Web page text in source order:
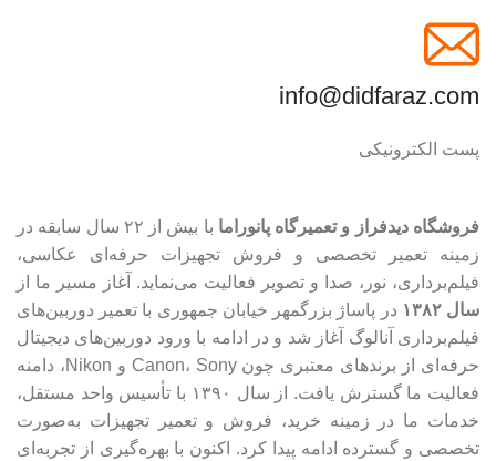
info@didfaraz.com
پست الکترونیکی
فروشگاه دیدفراز و تعمیرگاه پانوراما
با بیش از ۲۲ سال سابقه در
زمینه تعمیر تخصصی و فروش تجهیزات حرفه‌ای عکاسی،
فیلم‌برداری، نور، صدا و تصویر فعالیت می‌نماید. آغاز مسیر ما از
سال ۱۳۸۲
در پاساژ بزرگمهر خیابان جمهوری با تعمیر دوربین‌های
فیلم‌برداری آنالوگ آغاز شد و در ادامه با ورود دوربین‌های دیجیتال
حرفه‌ای از برندهای معتبری چون Canon، Sony و Nikon، دامنه
فعالیت ما گسترش یافت. از سال ۱۳۹۰ با تأسیس واحد مستقل،
خدمات ما در زمینه خرید، فروش و تعمیر تجهیزات به‌صورت
تخصصی و گسترده ادامه پیدا کرد. اکنون با بهره‌گیری از تجربه‌ای